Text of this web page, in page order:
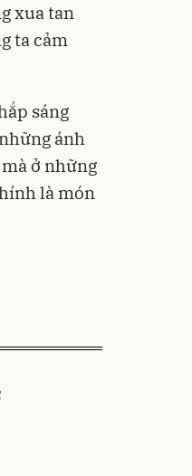
xua tan
ta cảm
sáng
ánh
ở những
là món